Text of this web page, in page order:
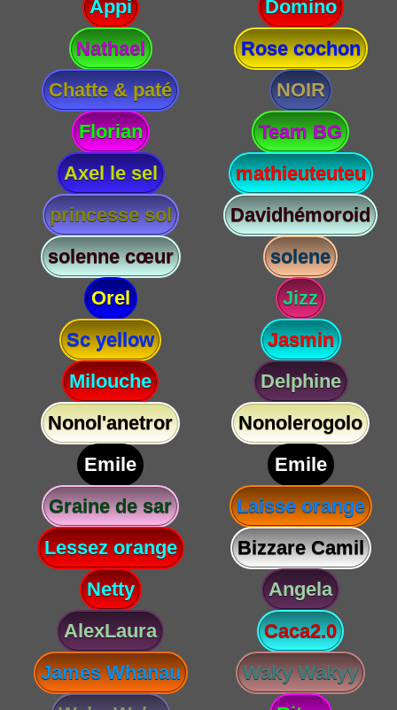
Appi
Domino
Nathael
Rose cochon
Chatte & paté
NOIR
Florian
Team BG
Axel le sel
mathieuteuteu
princesse sol
Davidhémoroid
solenne cœur
solene
Orel
Jizz
Sc yellow
Jasmin
Milouche
Delphine
Nonol'anetror
Nonolerogolo
Emile
Emile
Graine de sar
Laisse orange
Lessez orange
Bizzare Camil
Netty
Angela
AlexLaura
Caca2.0
James Whanau
Waky Wakyy